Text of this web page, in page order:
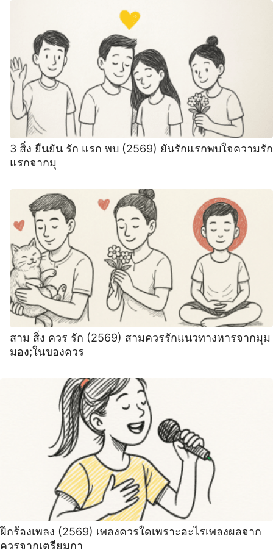
3 สิ่ง ยืนยัน รัก แรก พบ (2569) ยันรักแรกพบใจความรัก
แรกจากมุ
สาม สิ่ง ควร รัก (2569) สามควรรักแนวทางหารจากมุม
มอง;ในของควร
ฝึกร้องเพลง (2569) เพลงควรใดเพราะอะไรเพลงผลจาก
ควรจากเตรียมกา